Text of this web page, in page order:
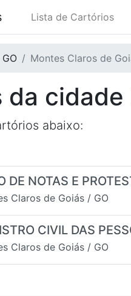
Lista de Cartórios
GO Montes Claros de
da cidade
abaixo:
DE NOTAS E
Claros de Goiás / GO
CIVIL DAS
Claros de Goiás / GO